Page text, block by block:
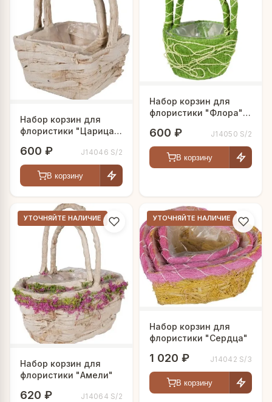
Набор корзин для
флористики "Царица
600 ₽ J14046 S/2
В корзину
Набор корзин для
флористики "Флора"
600 ₽ J14050 S/2
В корзину
УТОЧНЯЙТЕ НАЛИЧИЕ
Набор корзин для
флористики "Амели"
620 ₽ J14064 S/2
УТОЧНЯЙТЕ НАЛИЧИЕ
Набор корзин для
флористики "Сердца"
1 020 ₽ J14042 S/3
В корзину